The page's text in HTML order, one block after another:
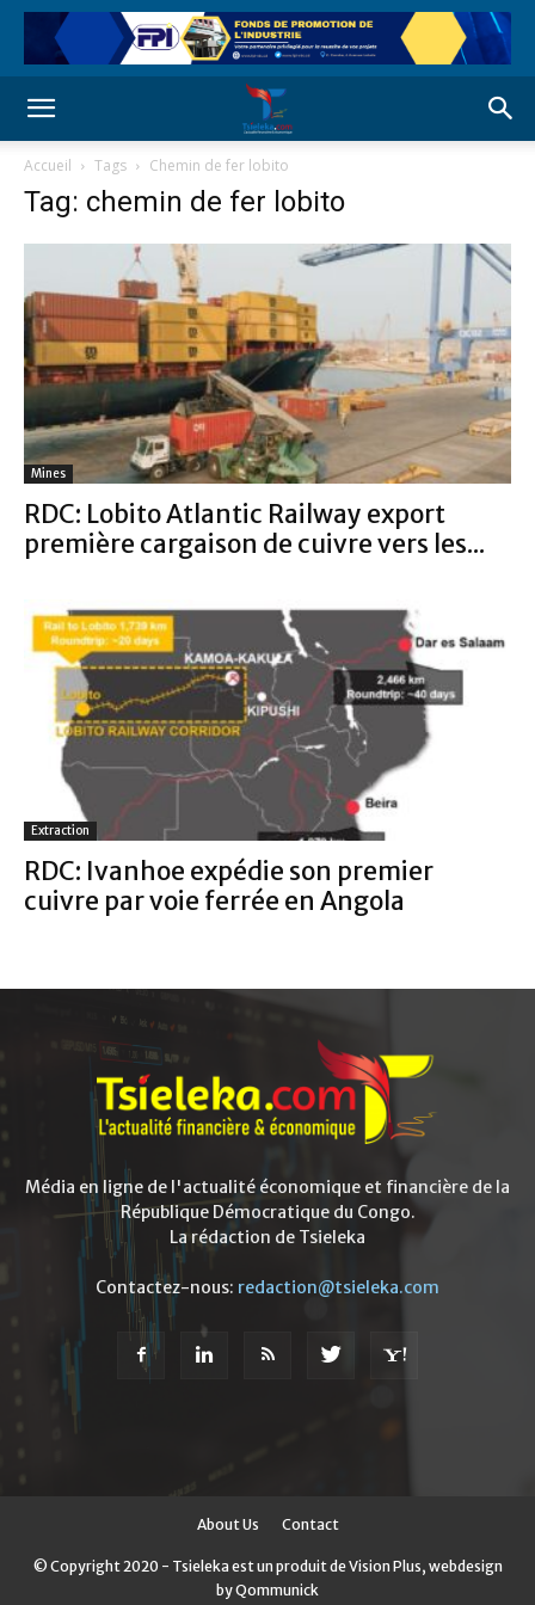
Accueil Tags Chemin de fer lobito
Tag: chemin de fer lobito
Mines
RDC: Lobito Atlantic Railway export
première cargaison de cuivre vers les...
Extraction
RDC: Ivanhoe expédie son premier
cuivre par voie ferrée en Angola
Média en ligne de l'actualité économique et financière de la
République Démocratique du Congo.
La rédaction de Tsieleka
Contactez-nous: redaction@tsieleka.com
About Us Contact
© Copyright 2020 - Tsieleka est un produit de Vision Plus, webdesign
by Qommunick